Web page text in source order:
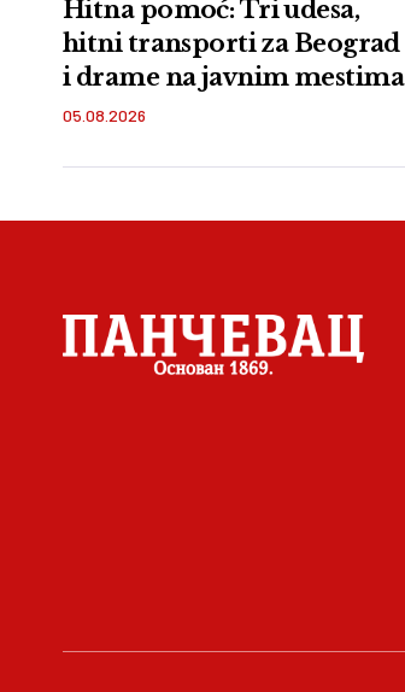
Hitna pomoć: Tri udesa,
hitni transporti za Beograd
i drame na javnim mestima
05.08.2026